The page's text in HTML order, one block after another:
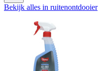
Bekijk alles in ruitenontdooier